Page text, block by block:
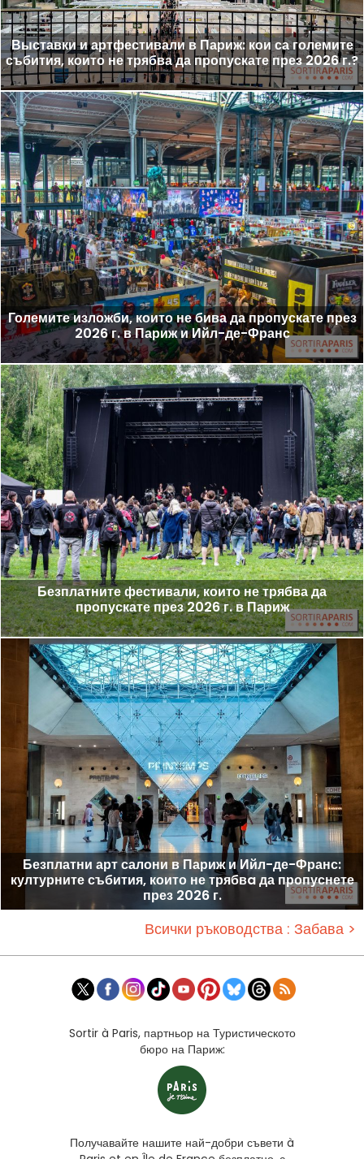
Выставки и артфестивали в Париж: кои са големите
събития, които не трябва да пропускате през 2026 г.?
Големите изложби, които не бива да пропускате през
2026 г. в Париж и Ийл-де-Франс
Безплатните фестивали, които не трябва да
пропускате през 2026 г. в Париж
Безплатни арт салони в Париж и Ийл-де-Франс:
културните събития, които не трябвa да пропуснете
през 2026 г.
Всички ръководства : Забава >
Sortir à Paris, партньор на Туристическото
бюро на Париж:
Получавайте нашите най-добри съвети à